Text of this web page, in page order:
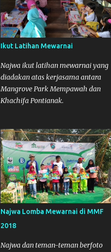
November
1
Oktober
1
Agustus
April
2016
November
Juni
1
Ikut Latihan Mewarnai
Najwa ikut latihan mewarnai yang
diadakan atas kerjasama antara
Mangrove Park Mempawah dan
Khachifa Pontianak.
Najwa Lomba Mewarnai di MMF
2018
Najwa dan teman-teman berfoto